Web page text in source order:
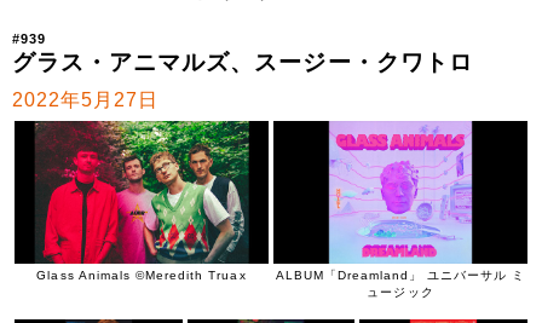
#939
グラス・アニマルズ、スージー・クワトロ
2022年5月27日
Glass Animals ©Meredith Truax
ALBUM「Dreamland」 ユニバーサル ミ
ュージック